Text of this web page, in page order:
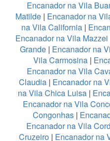
Encanador na Vila
Matilde | Encanador na
na Vila California |
Encanador na Vila Mazzei
Grande| Encanador na
Vila Carmosina|
Encanador na Vila
Claudia| Encanador na
na Vila Chica Luisa |
Encanador na Vila
Congonhas |
Encanador na Vila
Cruzeiro | Encanador na